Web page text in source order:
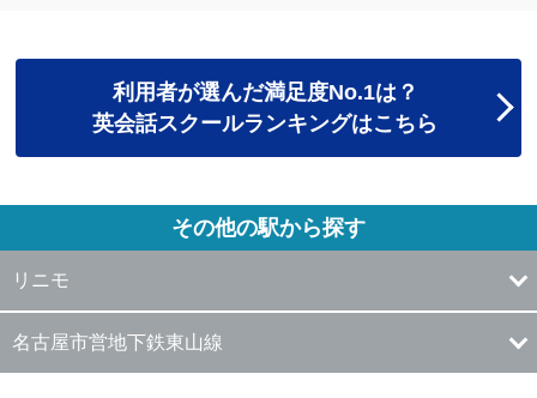
利用者が選んだ満足度No.1は？
英会話スクールランキングはこちら
その他の駅から探す
リニモ
名古屋市営地下鉄東山線